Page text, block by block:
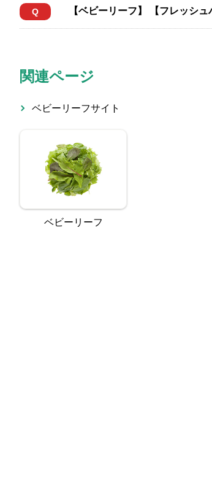
Q 【ベビーリーフ】 【フレッシ
関連ページ
ベビーリーフサイト
ベビーリーフ